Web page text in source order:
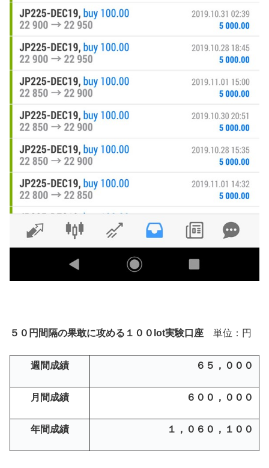
５０円間隔の果敢に攻める１００lot実験口座 単位：円
週間成績 ６５，０００
月間成績 ６００，０００
年間成績 １，０６０，１００